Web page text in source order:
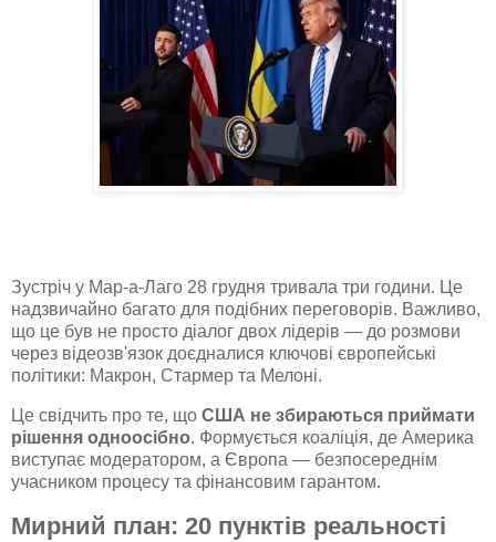
Зустріч у Мар-а-Лаго 28 грудня тривала три години. Це
надзвичайно багато для подібних переговорів. Важливо,
що це був не просто діалог двох лідерів — до розмови
через відеозв'язок доєдналися ключові європейські
політики: Макрон, Стармер та Мелоні.
Це свідчить про те, що США не збираються приймати
рішення одноосібно. Формується коаліція, де Америка
виступає модератором, а Європа — безпосереднім
учасником процесу та фінансовим гарантом.
Мирний план: 20 пунктів реальності